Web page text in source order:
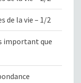
de la vie – 1/2
important que